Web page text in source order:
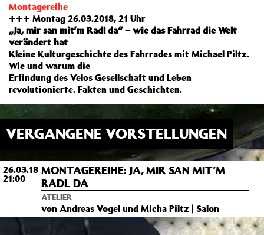
Montagereihe
+++ Montag 26.03.2018, 21 Uhr
„Ja, mir san mit’m Radl da“ – wie das Fahrrad die Welt
verändert hat
Kleine Kulturgeschichte des Fahrrades mit Michael Piltz.
Wie und warum die
Erfindung des Velos Gesellschaft und Leben
revolutionierte. Fakten und Geschichten.
VERGANGENE VORSTELLUNGEN
26.03.18
21:00
MONTAGEREIHE: JA, MIR SAN MIT’M
RADL DA
ATELIER
von Andreas Vogel und Micha Piltz | Salon